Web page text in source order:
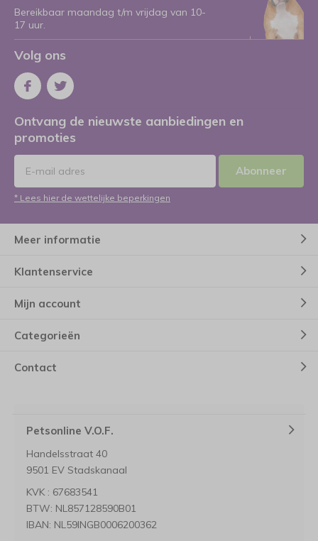
Bereikbaar maandag t/m vrijdag van 10-
17 uur.
Volg ons
Ontvang de nieuwste aanbiedingen en
promoties
Abonneer
* Lees hier de wettelijke beperkingen
Meer informatie
Klantenservice
Mijn account
Categorieën
Contact
Petsonline V.O.F.
Handelsstraat 40
9501 EV Stadskanaal
KVK : 67683541
BTW: NL857128590B01
IBAN: NL59INGB0006200362